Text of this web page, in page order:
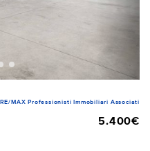
RE/MAX Professionisti Immobiliari Associati
5.400€